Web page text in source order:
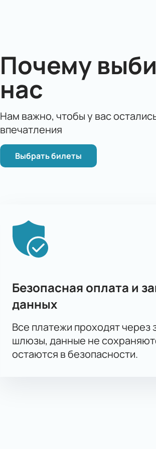
Не упустите возможность стать частью
— это просто и удобно. Мы предлагаем
Забронируйте свои билеты заранее,
Посещение матча на стадионе «Фишт» —
атмосферой настоящего футбольного
впечатления и поддержать свою
Почему
нас
Нам важно, чтобы у вас
впечатления
Выбрать билеты
Безопасная оплата и
данных
Все платежи проходят
шлюзы, данные не
остаются в безопасности.